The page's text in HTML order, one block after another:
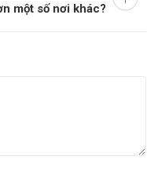
một số nơi khác?